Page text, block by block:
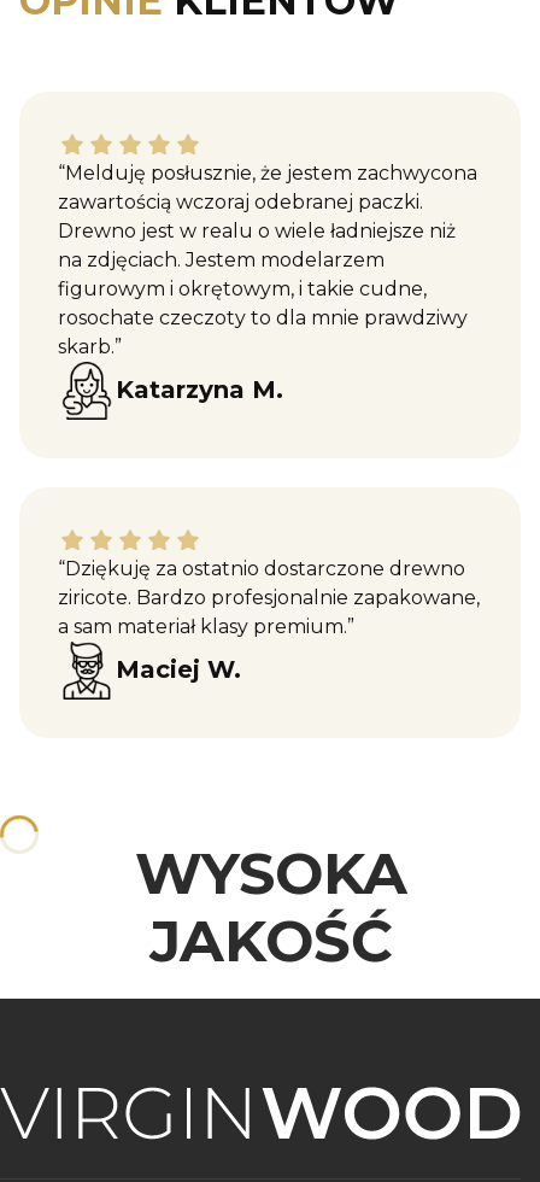
Katarzyna M. dał ocenę: 5
“Melduję posłusznie, że jestem zachwycona
zawartością wczoraj odebranej paczki.
Drewno jest w realu o wiele ładniejsze niż
na zdjęciach. Jestem modelarzem
figurowym i okrętowym, i takie cudne,
rosochate czeczoty to dla mnie prawdziwy
skarb.”
Katarzyna M.
Maciej W. dał ocenę: 5
“Dziękuję za ostatnio dostarczone drewno
ziricote. Bardzo profesjonalnie zapakowane,
a sam materiał klasy premium.”
Maciej W.
WYSOKA
JAKOŚĆ